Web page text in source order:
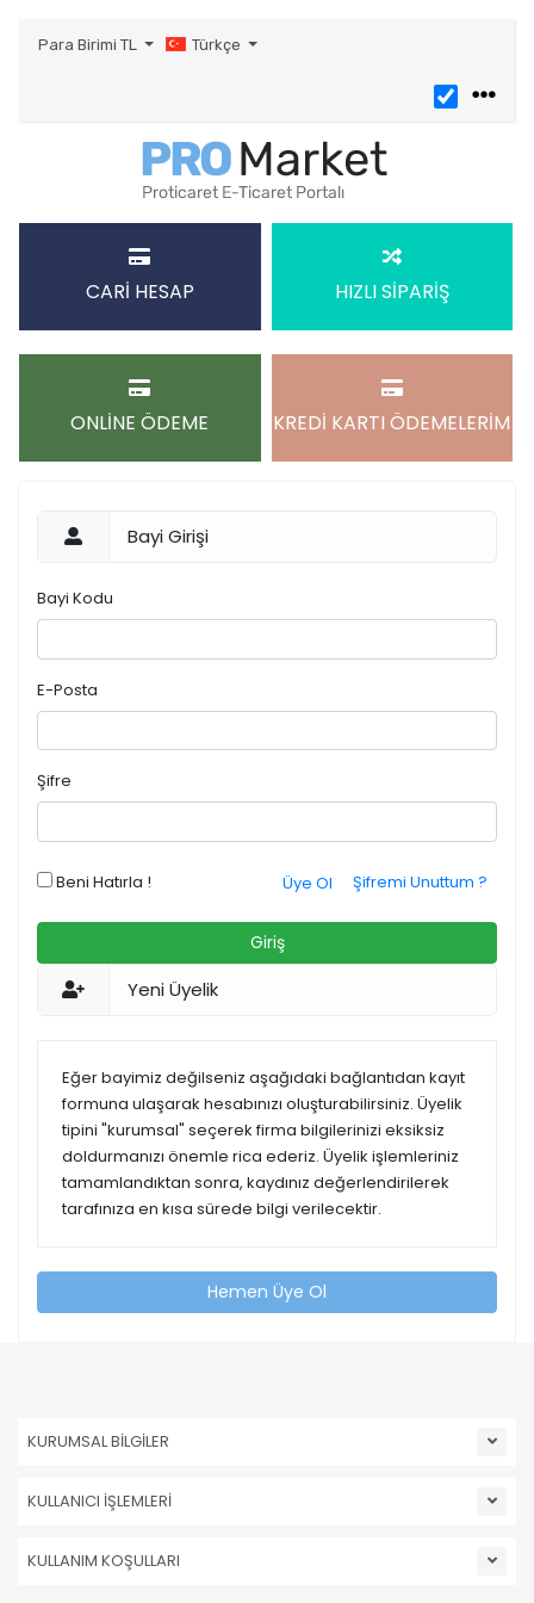
Para Birimi TL Türkçe
CARİ HESAP HIZLI SİPARİŞ
ONLİNE ÖDEME KREDİ KARTI ÖDEMELERİM
Bayi Girişi
Bayi Kodu
E-Posta
Şifre
Beni Hatırla ! Şifremi Unuttum ?
Üye Ol
Giriş
Yeni Üyelik
Eğer bayimiz değilseniz aşağıdaki bağlantıdan kayıt
formuna ulaşarak hesabınızı oluşturabilirsiniz. Üyelik
tipini "kurumsal" seçerek firma bilgilerinizi eksiksiz
doldurmanızı önemle rica ederiz. Üyelik işlemleriniz
tamamlandıktan sonra, kaydınız değerlendirilerek
tarafınıza en kısa sürede bilgi verilecektir.
Hemen Üye Ol
KURUMSAL BİLGİLER
KULLANICI İŞLEMLERİ
KULLANIM KOŞULLARI